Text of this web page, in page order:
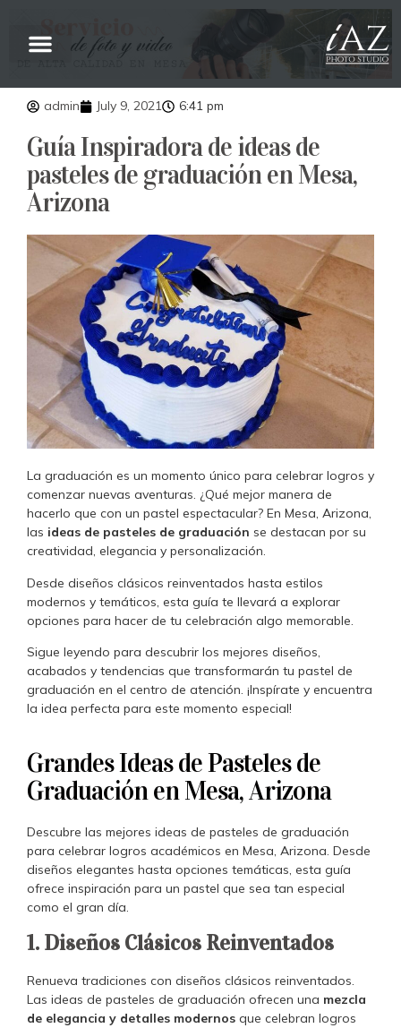
admin July 9, 2021 6:41 pm
Guía Inspiradora de ideas de
pasteles de graduación en Mesa,
Arizona
La graduación es un momento único para celebrar logros y
comenzar nuevas aventuras. ¿Qué mejor manera de
hacerlo que con un pastel espectacular? En Mesa, Arizona,
las ideas de pasteles de graduación se destacan por su
creatividad, elegancia y personalización.
Desde diseños clásicos reinventados hasta estilos
modernos y temáticos, esta guía te llevará a explorar
opciones para hacer de tu celebración algo memorable.
Sigue leyendo para descubrir los mejores diseños,
acabados y tendencias que transformarán tu pastel de
graduación en el centro de atención. ¡Inspírate y encuentra
la idea perfecta para este momento especial!
Grandes Ideas de Pasteles de
Graduación en Mesa, Arizona
Descubre las mejores ideas de pasteles de graduación
para celebrar logros académicos en Mesa, Arizona. Desde
diseños elegantes hasta opciones temáticas, esta guía
ofrece inspiración para un pastel que sea tan especial
como el gran día.
1. Diseños Clásicos Reinventados
Renueva tradiciones con diseños clásicos reinventados.
Las ideas de pasteles de graduación ofrecen una mezcla
de elegancia y detalles modernos que celebran logros